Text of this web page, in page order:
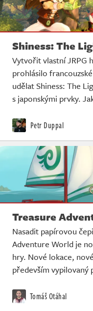
Shiness: The
Vytvořit vlastní JRPG
prohlásilo
udělat Shiness: The
s japonskými prvky.
Petr Duppal
Treasure
Nasadit papírovou
Adventure World je
hry. Nové lokace,
především vypilovaný
Tomáš Otáhal